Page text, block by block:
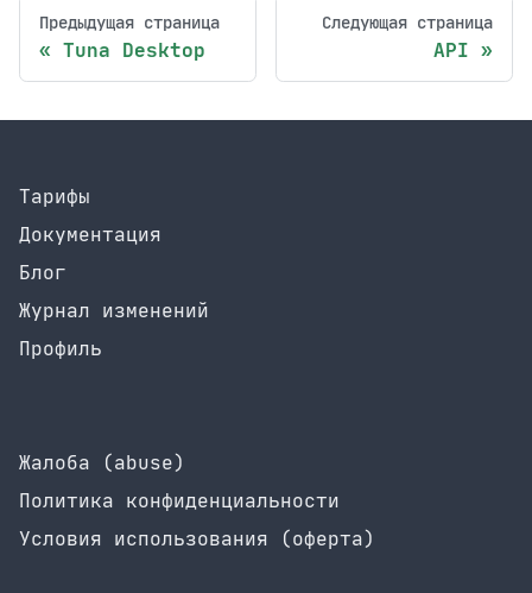
Предыдущая страница
Tuna Desktop
Следующая страница
API
Тарифы
Документация
Блог
Журнал изменений
Профиль
Жалоба (abuse)
Политика конфиденциальности
Условия использования (оферта)